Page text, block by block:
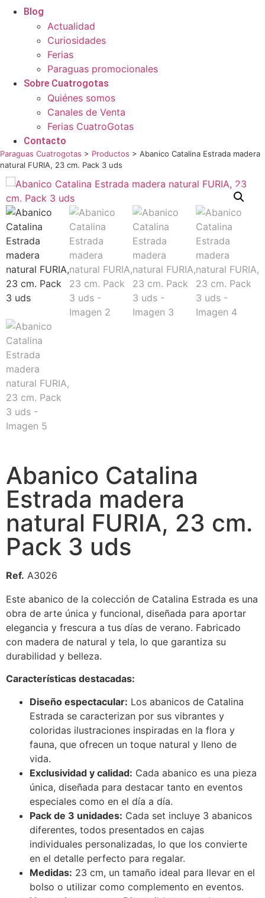
Blog
Actualidad
Curiosidades
Ferias
Paraguas promocionales
Sobre Cuatrogotas
Quiénes somos
Canales de Venta
Ferias CuatroGotas
Contacto
Paraguas Cuatrogotas > Productos > Abanico Catalina Estrada madera
natural FURIA, 23 cm. Pack 3 uds
Abanico Catalina
Estrada madera
natural FURIA, 23 cm.
Pack 3 uds
Ref. A3026
Este abanico de la colección de Catalina Estrada es una
obra de arte única y funcional, diseñada para aportar
elegancia y frescura a tus días de verano. Fabricado
con madera de natural y tela, lo que garantiza su
durabilidad y belleza.
Características destacadas:
Diseño espectacular: Los abanicos de Catalina
Estrada se caracterizan por sus vibrantes y
coloridas ilustraciones inspiradas en la flora y
fauna, que ofrecen un toque natural y lleno de
vida.
Exclusividad y calidad: Cada abanico es una pieza
única, diseñada para destacar tanto en eventos
especiales como en el día a día.
Pack de 3 unidades: Cada set incluye 3 abanicos
diferentes, todos presentados en cajas
individuales personalizadas, lo que los convierte
en el detalle perfecto para regalar.
Medidas: 23 cm, un tamaño ideal para llevar en el
bolso o utilizar como complemento en eventos.